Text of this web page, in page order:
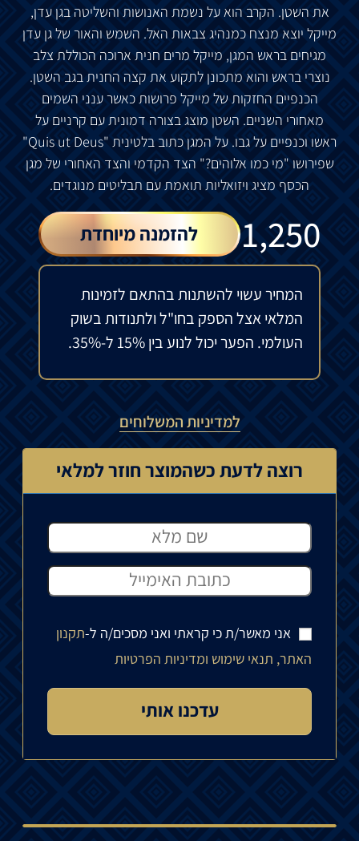
את השטן. הקרב הואעל נשמת האנושות והשליטה בגן עדן,
מייקל יוצא מנצח כמנהיג צבאות האל. השמש והאור שלגן עדן
מגיחים בראש המגן, מייקל מרים חנית ארוכה הכוללת צלב
נוצרי בראש והוא מתכונן לתקוע את קצה החנית בגב השטן.
הכנפיים החזקות של מייקל פרושותכאשרענני השמים
מאחורי השניים. השטן מוצגבצורה דמוניתעם קרניים על
ראשו וכנפיים עלגבו. על המגן כתוב בלטינית "Quis ut Deus"
שפירושו "מי כמו אלוהים?" הצד הקדמי והצד האחורי של מגן
הכסף מציג ויזואליות תואמתעם תבליטים מנוגדים.
1,250
₪ להזמנה מיוחדת
המחיר עשוי להשתנות בהתאם לזמינות
המלאי אצל הספק בחו"ל ולתנודות בשוק
העולמי. הפער יכול לנוע בין 15% ל-35%.
למדיניות המשלוחים
רוצה לדעת כשהמוצר חוזר למלאי
אני מאשר/ת כי קראתי ואני מסכים/ה ל-תקנון
האתר, תנאי שימוש ומדיניות הפרטיות